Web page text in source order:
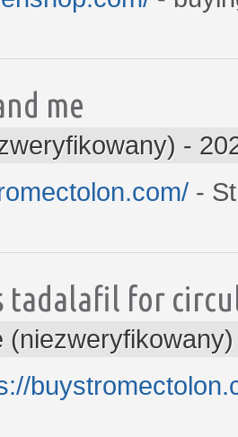
me
-
-
tadalafil for
(niezweryfikowany)